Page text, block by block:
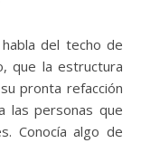
que la estructura
pronta refacción
las personas que
Conocía algo de